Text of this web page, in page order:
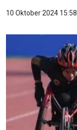
10 Oktober 2024 15:58